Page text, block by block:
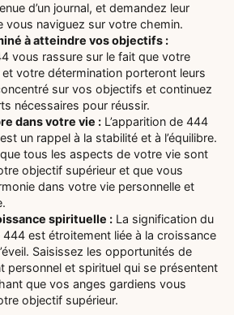
d’un journal, et demandez leur
vous naviguez sur votre chemin.
à atteindre vos objectifs :
vous rassure sur le fait que votre
votre détermination porteront leurs
sur vos objectifs et continuez
nécessaires pour réussir.
dans votre vie : L’apparition de 444
un rappel à la stabilité et à l’équilibre.
tous les aspects de votre vie sont
objectif supérieur et que vous
dans votre vie personnelle et
spirituelle : La signification du
444 est étroitement liée à la croissance
Saisissez les opportunités de
personnel et spirituel qui se présentent
que vos anges gardiens vous
objectif supérieur.